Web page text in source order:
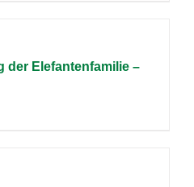
der Elefantenfamilie –